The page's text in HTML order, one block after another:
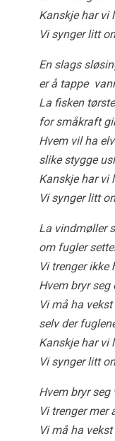
Kanskje har vi
Vi synger litt
En slags
er å tappe
La fisken
for småkraft
Hvem vil ha
slike stygge
Kanskje har vi
Vi synger litt
La vindmøller
om fugler
Vi trenger ikke
Hvem bryr
Vi må ha
selv der
Kanskje har vi
Vi synger litt
Hvem bryr seg
Vi trenger mer
Vi må ha